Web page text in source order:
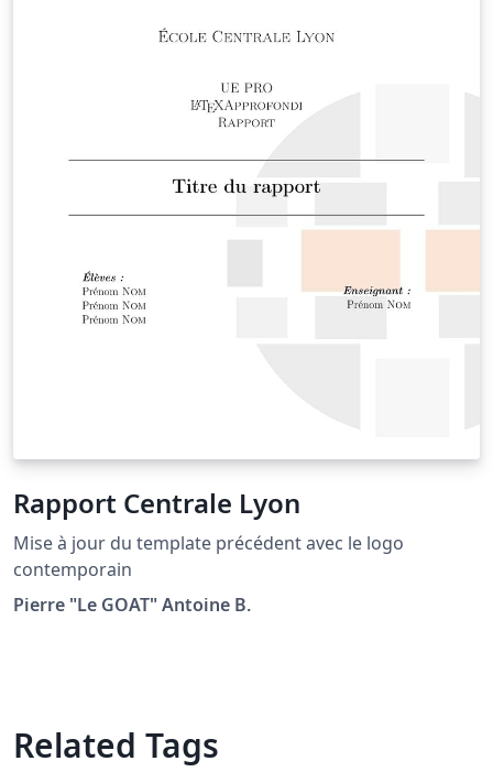
Rapport Centrale Lyon
Mise à jour du template précédent avec le logo
contemporain
Pierre "Le GOAT" Antoine B.
Related Tags